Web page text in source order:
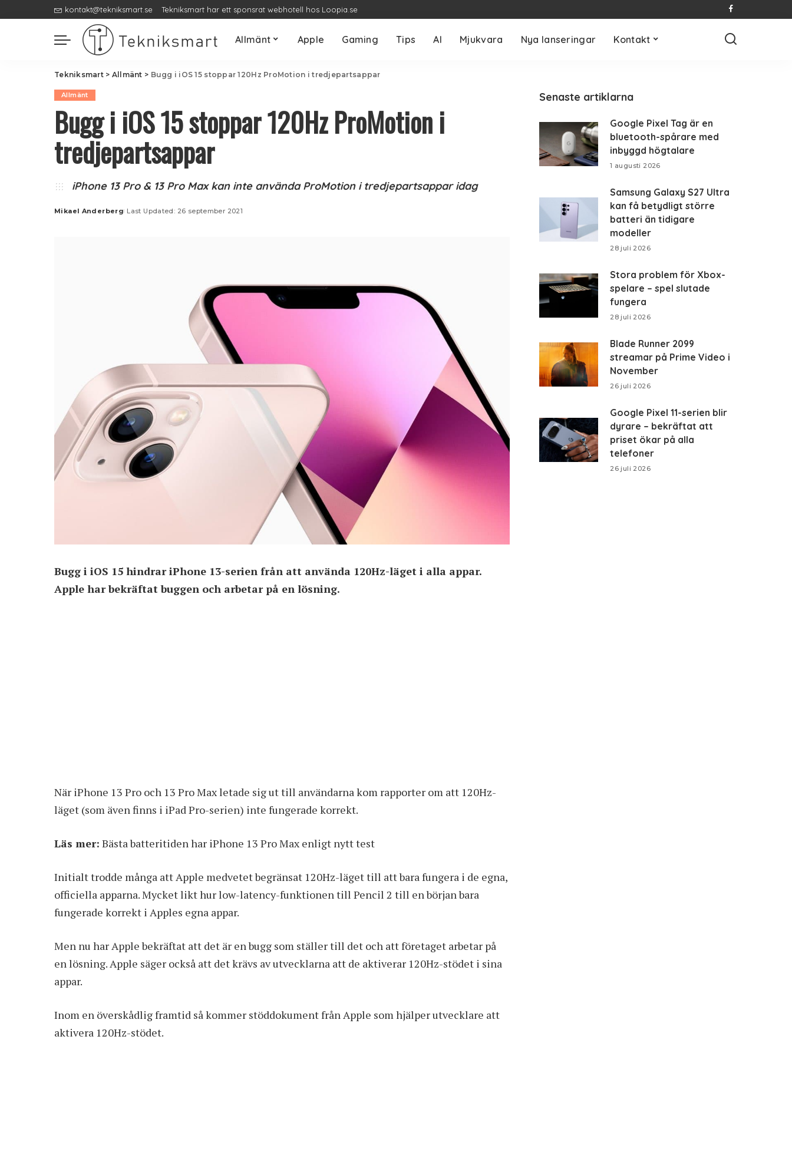
kontakt@tekniksmart.se Tekniksmart har ett sponsrat webhotell hos Loopia.se
Allmänt Apple Gaming Tips AI Mjukvara Nya lanseringar Kontakt
Tekniksmart> Allmänt > Bugg i iOS 15 stoppar 120Hz ProMotion i tredjepartsappar
Allmänt
Bugg i iOS 15 stoppar 120Hz ProMotion i
tredjepartsappar
iPhone 13 Pro & 13 Pro Max kan inte använda ProMotion i tredjepartsappar idag
Posted
Mikael Anderberg Last Updated: 26 september 2021
Bugg i iOS 15 hindrar iPhone 13-serien från att använda 120Hz-läget i alla appar.
Apple har bekräftat buggen och arbetar på en lösning.
När iPhone 13 Pro och 13 Pro Max letade sig ut till användarna kom rapporter om att 120Hz-
läget (som även finns i iPad Pro-serien) inte fungerade korrekt.
Läs mer: Bästa batteritiden har iPhone 13 Pro Max enligt nytt test
Initialt trodde många att Apple medvetet begränsat 120Hz-läget till att bara fungera i de egna,
officiella apparna. Mycket likt hur low-latency-funktionen till Pencil 2 till en början bara
fungerade korrekt i Apples egna appar.
Men nu har Apple bekräftat att det är en bugg som ställer till det och att företaget arbetar på
en lösning. Apple säger också att det krävs av utvecklarna att de aktiverar 120Hz-stödet i sina
appar.
Inom en överskådlig framtid så kommer stöddokument från Apple som hjälper utvecklare att
aktivera 120Hz-stödet.
Senaste artiklarna
Google Pixel Tag är en
bluetooth-spårare med
inbyggd högtalare
1 augusti 2026
Samsung Galaxy S27 Ultra
kan få betydligt större
batteri än tidigare
modeller
28 juli 2026
Stora problem för Xbox-
spelare – spel slutade
fungera
28 juli 2026
Blade Runner 2099
streamar på Prime Video i
November
26 juli 2026
Google Pixel 11-serien blir
dyrare – bekräftat att
priset ökar på alla
telefoner
26 juli 2026